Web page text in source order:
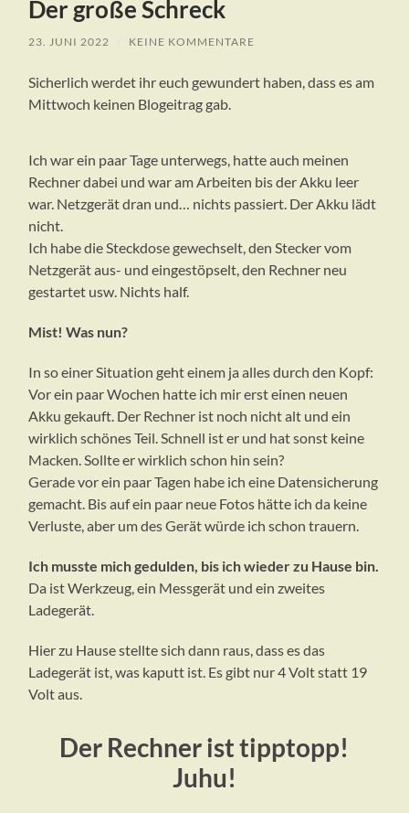
Der große Schreck
23. JUNI 2022 KEINE KOMMENTARE
Sicherlich werdet ihr euch gewundert haben, dass es am
Mittwoch keinen Blogeitrag gab.
Ich war ein paar Tage unterwegs, hatte auch meinen
Rechner dabei und war am Arbeiten bis der Akku leer
war. Netzgerät dran und… nichts passiert. Der Akku lädt
nicht.
Ich habe die Steckdose gewechselt, den Stecker vom
Netzgerät aus- und eingestöpselt, den Rechner neu
gestartet usw. Nichts half.
Mist! Was nun?
In so einer Situation geht einem ja alles durch den Kopf:
Vor ein paar Wochen hatte ich mir erst einen neuen
Akku gekauft. Der Rechner ist noch nicht alt und ein
wirklich schönes Teil. Schnell ist er und hat sonst keine
Macken. Sollte er wirklich schon hin sein?
Gerade vor ein paar Tagen habe ich eine Datensicherung
gemacht. Bis auf ein paar neue Fotos hätte ich da keine
Verluste, aber um des Gerät würde ich schon trauern.
Ich musste mich gedulden, bis ich wieder zu Hause bin.
Da ist Werkzeug, ein Messgerät und ein zweites
Ladegerät.
Hier zu Hause stellte sich dann raus, dass es das
Ladegerät ist, was kaputt ist. Es gibt nur 4 Volt statt 19
Volt aus.
Der Rechner ist tipptopp!
Juhu!